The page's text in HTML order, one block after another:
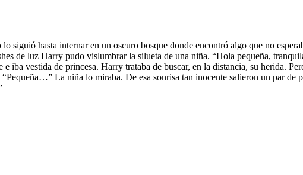
siguió hasta internar en un oscuro bosque donde encontró algo que no
de luz Harry pudo vislumbrar la silueta de una niña. “Hola pequeña,
e iba vestida de princesa. Harry trataba de buscar, en la distancia, su herida.
“Pequeña…” La niña lo miraba. De esa sonrisa tan inocente salieron un